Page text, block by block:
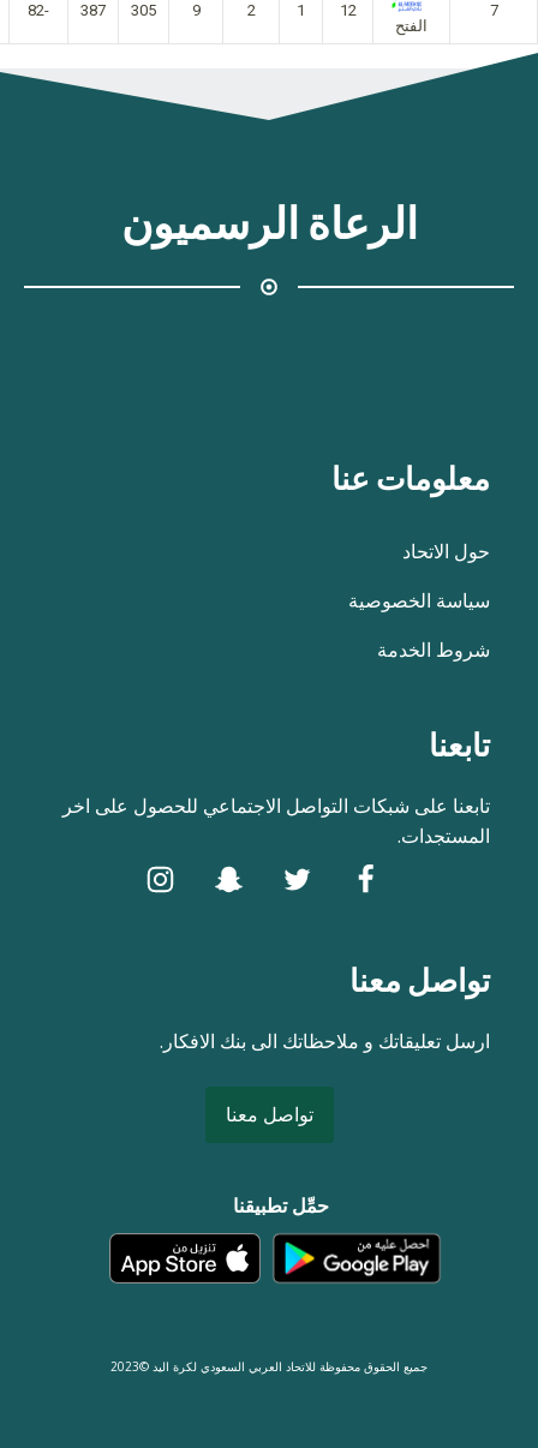
7
الفتح
12
1
2
9
305
387
-82
الرعاة الرسميون
معلومات عنا
حول الاتحاد
سياسة الخصوصية
شروط الخدمة
تابعنا
تابعنا على شبكات التواصل الاجتماعي للحصول على اخر
المستجدات.
تواصل معنا
ارسل تعليقاتك و ملاحظاتك الى بنك الافكار.
تواصل معنا
حمِّل تطبيقنا
جميع الحقوق محفوظة للاتحاد العربي السعودي لكرة اليد ©2023